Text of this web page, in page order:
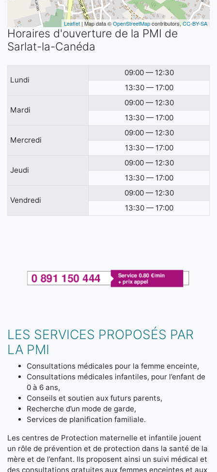
Leaflet | Map data ©OpenStreetMapcontributors, CC-BY-SA
Horaires d'ouverture de la PMI de
Sarlat-la-Canéda
Lundi
09:00 — 12:30
13:30 — 17:00
Mardi
09:00 — 12:30
13:30 — 17:00
Mercredi
09:00 — 12:30
13:30 — 17:00
Jeudi
09:00 — 12:30
13:30 — 17:00
Vendredi
09:00 — 12:30
13:30 — 17:00
LES SERVICES PROPOSÉS PAR
LA PMI
Consultations médicales pour la femme enceinte,
Consultations médicales infantiles, pour l’enfant de
0 à 6 ans,
Conseils et soutien aux futurs parents,
Recherche d’un mode de garde,
Services de planification familiale.
Les centres de Protection maternelle et infantile jouent
un rôle de prévention et de protection dans la santé de la
mère et de l’enfant. Ils proposent ainsi un suivi médical et
des consultations gratuites aux femmes enceintes et aux